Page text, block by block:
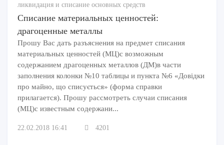
ликвидация и списание основных средств
Списание материальных ценностей:
драгоценные металлы
Прошу Вас дать разъяснения на предмет списания
материальных ценностей (МЦ)с возможным
содержанием драгоценных металлов (ДМ)в части
заполнения колонки №10 таблицы и пункта №6 «Довідки
про майно, що списується» (форма справки
прилагается). Прошу рассмотреть случаи списания
(МЦ)с известным содержани...
22.02.2018 16:41 4201